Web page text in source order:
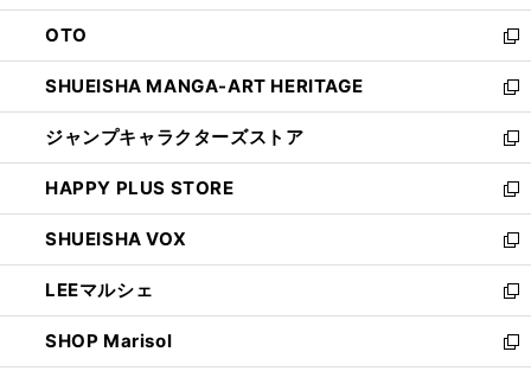
ウ
で
開
く
ン
ド
ウ
で
開
く
OTO
新
し
い
ウ
ィ
ン
ド
ウ
で
開
く
SHUEISHA MANGA-ART HERITAGE
新
し
い
ウ
ィ
ン
ド
ウ
で
開
く
ジャンプキャラクターズストア
新
し
い
ウ
ィ
ン
ド
ウ
で
開
HAPPY PLUS STORE
新
し
い
ウ
ィ
ン
ド
SHUEISHA VOX
新
し
い
ウ
ィ
LEEマルシェ
新
し
い
SHOP Marisol
新